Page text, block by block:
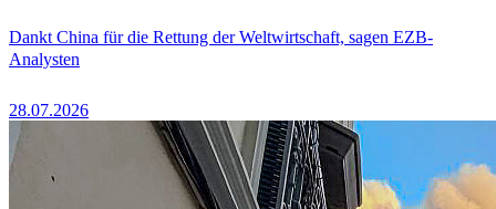
Dankt China für die Rettung der Weltwirtschaft, sagen EZB-
Analysten
28.07.2026